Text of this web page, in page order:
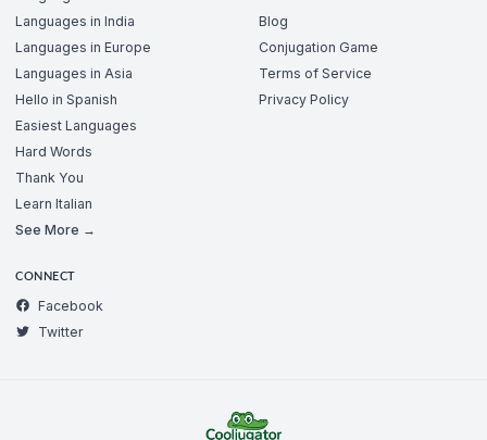
Languages in India
Languages in Europe
Languages in Asia
Hello in Spanish
Easiest Languages
Hard Words
Thank You
Learn Italian
See More →
Blog
Conjugation Game
Terms of Service
Privacy Policy
CONNECT
Facebook
Twitter